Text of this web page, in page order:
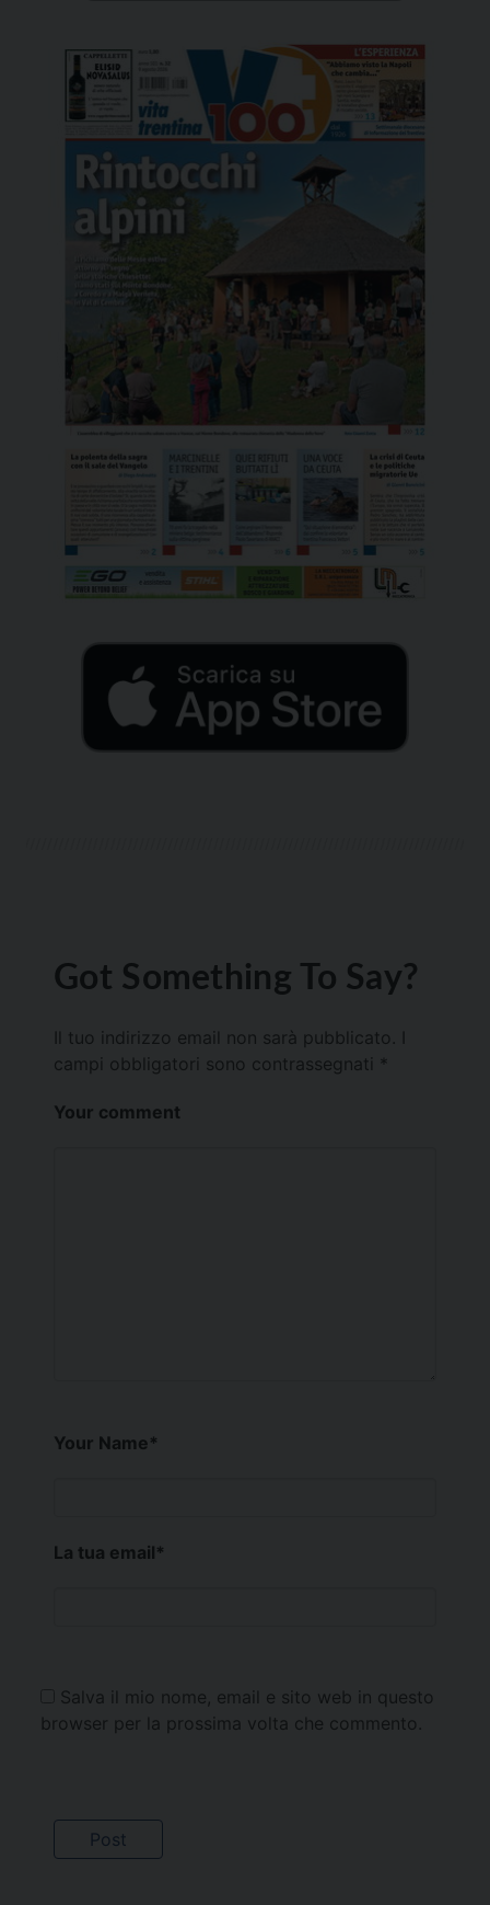
Got Something To Say?
Il tuo indirizzo email non sarà pubblicato.
campi obbligatori sono contrassegnati *
Your comment
Your Name*
La tua email*
Salva il mio nome, email e sito web in questo
browser per la prossima volta che commento.